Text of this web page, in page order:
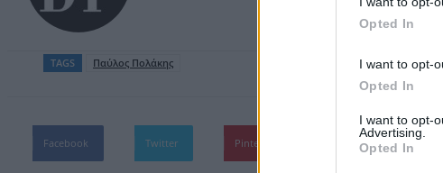
Opted In
I want to opt-
Opted In
I want to opt-
Advertising.
Opted In
TAGS Παύλος Πολάκης
Facebook Twitter Pinterest WhatsApp